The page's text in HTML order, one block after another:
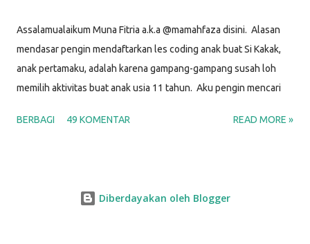
Assalamualaikum Muna Fitria a.k.a @mamahfaza disini. Alasan
mendasar pengin mendaftarkan les coding anak buat Si Kakak,
anak pertamaku, adalah karena gampang-gampang susah loh
memilih aktivitas buat anak usia 11 tahun. Aku pengin mencari
produktif, yang sesuai dengan minatnya, yang menantang, dan
alhamdulillah kami memutuskan bahwa kegiatan yang memenuhi
BERBAGI 49 KOMENTAR READ MORE »
Diberdayakan oleh Blogger